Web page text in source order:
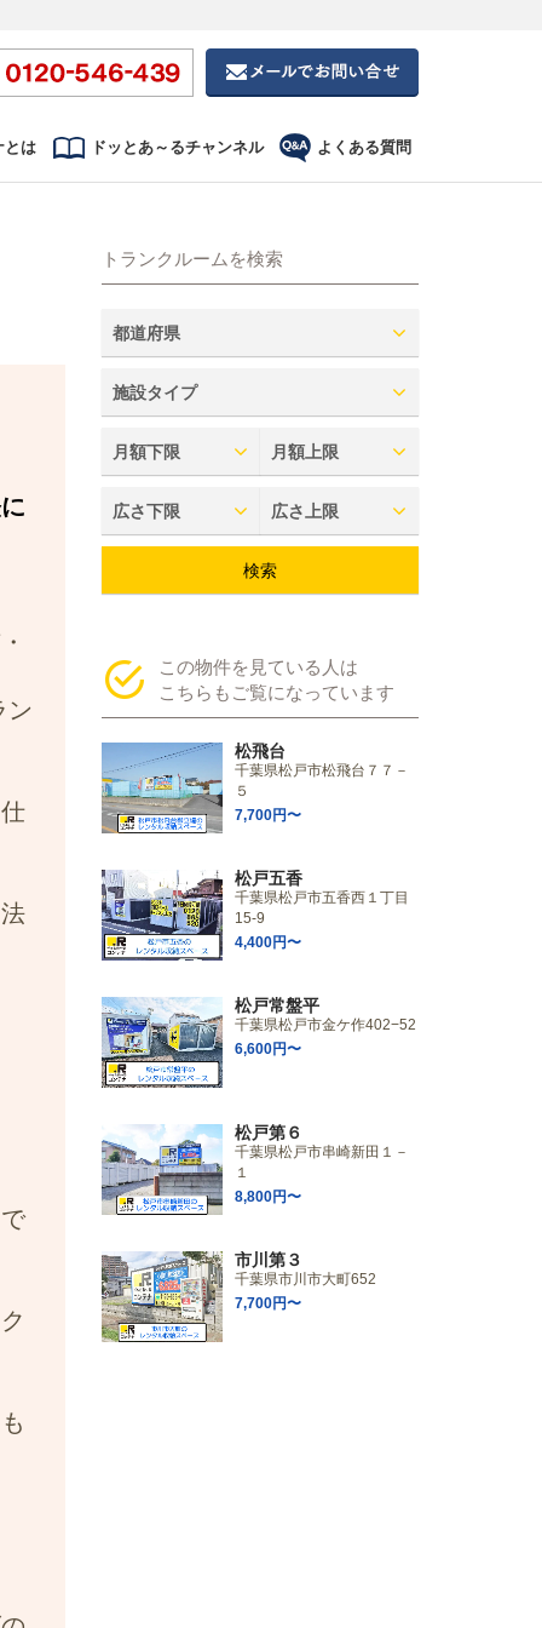
とは ドッとあ～るチャンネル よくある質問
ン
トランクルームを検索
都道府県
施設タイプ
月額下限 月額上限
広さ下限 広さ上限
検索
この物件を見ている人は
こちらもご覧になっています
松飛台
千葉県松戸市松飛台７７－
５
7,700円〜
松戸五香
千葉県松戸市五香西１丁目
15-9
4,400円〜
松戸常盤平
千葉県松戸市金ケ作402−52
6,600円〜
松戸第６
千葉県松戸市串崎新田１－
１
8,800円〜
市川第３
千葉県市川市大町652
7,700円〜